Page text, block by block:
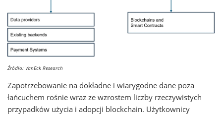
Źródło: VanEck Research
Zapotrzebowanie na dokładne i wiarygodne dane poza
łańcuchem rośnie wraz ze wzrostem liczby rzeczywistych
przypadków użycia i adopcji blockchain. Użytkownicy